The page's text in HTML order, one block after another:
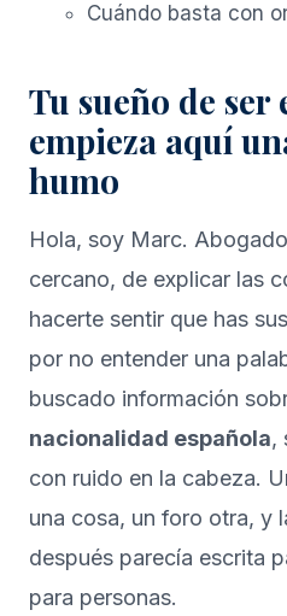
Cuándo basta con
Tu sueño de ser
empieza aquí
humo
Hola, soy Marc.
cercano, de explicar las
hacerte sentir que has
por no entender una
buscado información
nacionalidad española,
con ruido en la cabeza.
una cosa, un foro otra, y
después parecía escrita
para personas.